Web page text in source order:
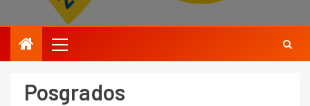
Posgrados